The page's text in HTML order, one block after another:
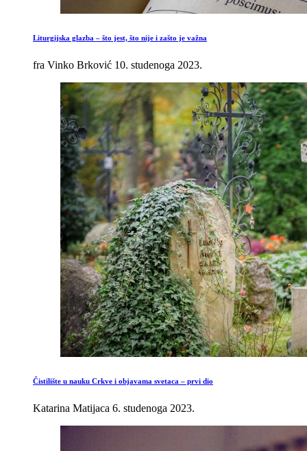
Liturgijska glazba – što jest, što nije i zašto je važna
fra Vinko Brković 10. studenoga 2023.
Čistilište u nauku Crkve i objavama svetaca – prvi dio
Katarina Matijaca 6. studenoga 2023.